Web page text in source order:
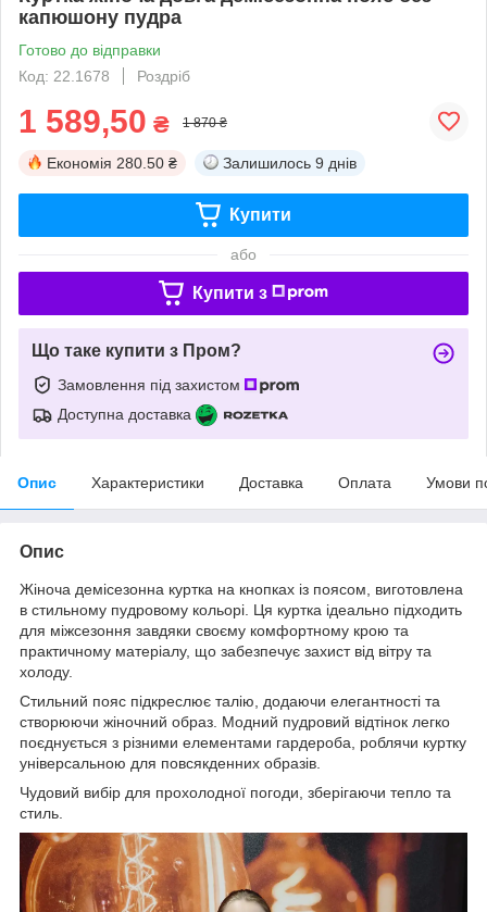
капюшону пудра
Готово до відправки
Код: 22.1678
Роздріб
1 589,50 ₴ 1 870 ₴
Економія 280.50 ₴ Залишилось 9 днів
Купити
або
Купити з
Що таке купити з Пром?
Замовлення під захистом
Доступна доставка
Опис Характеристики Доставка Оплата Умови
Опис
Жіноча демісезонна куртка на кнопках із поясом, виготовлена
в стильному пудровому кольорі. Ця куртка ідеально підходить
для міжсезоння завдяки своєму комфортному крою та
практичному матеріалу, що забезпечує захист від вітру та
холоду.
Стильний пояс підкреслює талію, додаючи елегантності та
створюючи жіночний образ. Модний пудровий відтінок легко
поєднується з різними елементами гардероба, роблячи куртку
універсальною для повсякденних образів.
Чудовий вибір для прохолодної погоди, зберігаючи тепло та
стиль.